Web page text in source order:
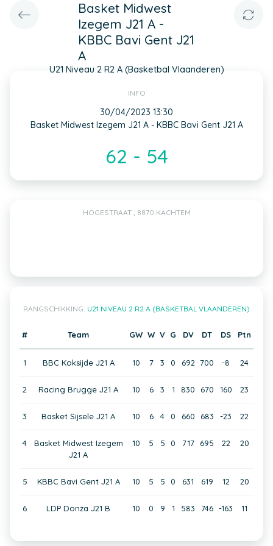
Basket Midwest
Izegem J21 A -
KBBC Bavi Gent J21
A
U21 Niveau 2 R2 A (Basketbal Vlaanderen)
INFO
30/04/2023 13:30
Basket Midwest Izegem J21 A - KBBC Bavi Gent J21 A
62 - 54
HOGESTRAAT , 8870 KACHTEM
RANGSCHIKKING: U21 NIVEAU 2 R2 A (BASKETBAL VLAANDEREN)
# Team GW W V G DV DT DS Ptn
1 BBC Koksijde J21 A 10 7 3 0 692 700 -8 24
2 Racing Brugge J21 A 10 6 3 1 830 670 160 23
3 Basket Sijsele J21 A 10 6 4 0 660 683 -23 22
4
Basket Midwest Izegem
J21 A
10 5 5 0 717 695 22 20
5 KBBC Bavi Gent J21 A 10 5 5 0 631 619 12 20
6 LDP Donza J21 B 10 0 9 1 583 746 -163 11